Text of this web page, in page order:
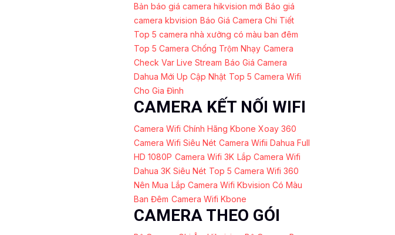
Bản báo giá camera hikvision mới Báo giá
camera kbvision Báo Giá Camera Chi Tiết
Top 5 camera nhà xưởng có màu ban đêm
Top 5 Camera Chống Trộm Nhạy Camera
Check Var Live Stream Báo Giá Camera
Dahua Mới Up Cập Nhật Top 5 Camera Wifi
Cho Gia Đình
CAMERA KẾT NỐI WIFI
Camera Wifi Chính Hãng Kbone Xoay 360
Camera Wifi Siêu Nét Camera Wifii Dahua Full
HD 1080P Camera Wifi 3K Lắp Camera Wifi
Dahua 3K Siêu Nét Top 5 Camera Wifi 360
Nên Mua Lắp Camera Wifi Kbvision Có Màu
Ban Đêm Camera Wifi Kbone
CAMERA THEO GÓI